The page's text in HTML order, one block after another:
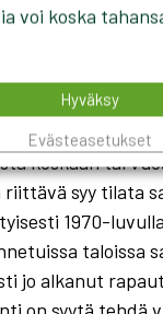
ikä ja
on iäkäs eikä sille
koskaan tai
riittävä syy tilata
1970-
taloissa
jo alkanut
voi koska
Evästeasetukset
Hyväksy